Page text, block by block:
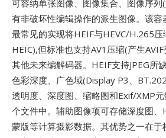
可容纳单张图像、图像集合、图像序
有非破坏性编辑操作的派生图像。该
最常见的实现将HEIF与HEVC/H.265
HEIC),但标准也支持AV1压缩(产生
其他未来编解码器。HEIF支持JPEG所
色彩深度、广色域(Display P3、
透明度、深度图、缩略图和Exif/XMP
个文件中。辅助图像项可存储深度图
蒙版等计算摄影数据。其优势之一在于